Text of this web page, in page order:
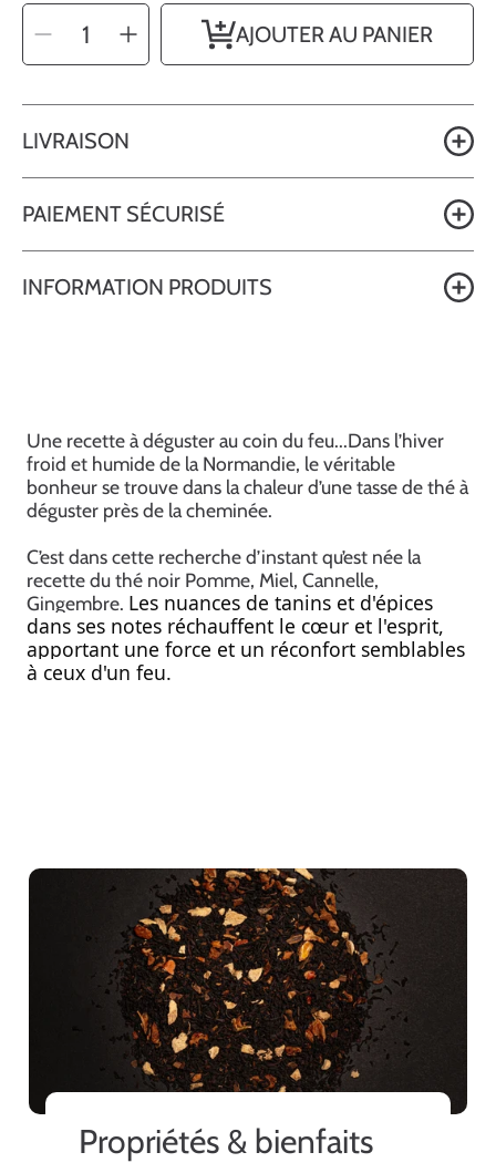
SÉLECTIONNEZ
LADiminuer
quantité
pour
-
Thé
noir
à
la
Pomme,
au
Miel,
à
la
et
au
Gingembre
Augmenter
la
quantité
pour
-
Thé
noir
àlaPomme,
au
Miel,
à
la
et
au
Gingembre
AJOUTER AU PANIER
LIVRAISON
PAIEMENT SÉCURISÉ
INFORMATION PRODUITS
Une recette à déguster au coin du feu...Dans l’hiver
froid et humide de la Normandie, le véritable
bonheur se trouve dans la chaleur d’une tasse de thé à
déguster près de la cheminée.
C’est dans cette recherche d’instant qu’est née la
recette du thé noir Pomme, Miel, Cannelle,
Gingembre. Les nuances de tanins et d'épices
dans ses notes réchauffent le cœur et l'esprit,
apportant une force et un réconfort semblables
à ceux d'un feu.
Propriétés & bienfaits